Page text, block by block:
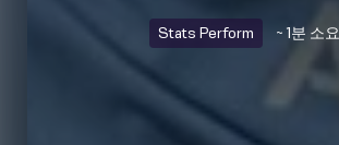
Stats Perform ~ 1분 소요